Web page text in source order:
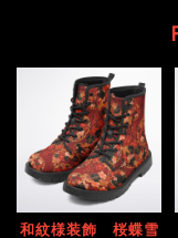
和紋様装飾 桜蝶雪